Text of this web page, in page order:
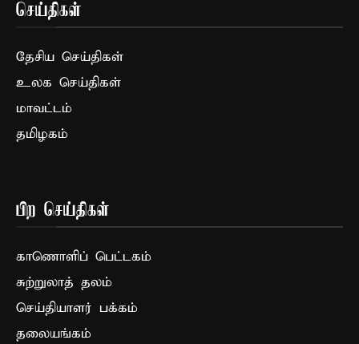
செய்திகள்
தேசிய செய்திகள்
உலக செய்திகள்
மாவட்டம்
தமிழகம்
பிற செய்திகள்
காணொளிப் பெட்டகம்
சுற்றுலாத் தலம்
செய்தியாளர் பக்கம்
தலையங்கம்